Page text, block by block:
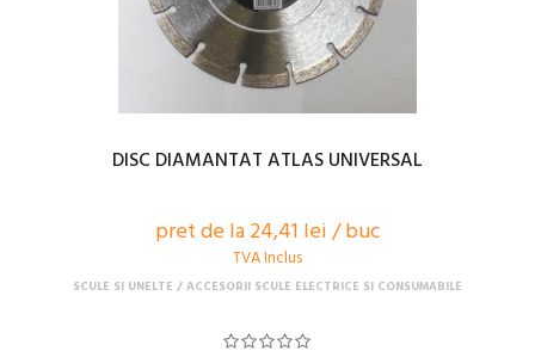
DISC DIAMANTAT ATLAS UNIVERSAL
pret de la 24,41 lei / buc
TVA Inclus
SCULE SI UNELTE ACCESORII SCULE ELECTRICE SI CONSUMABILE